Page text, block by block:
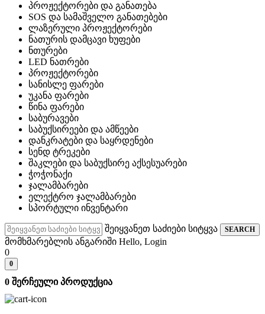
პროჟექტორები და განათება
SOS და სამაშველო განათებები
ლაზერული პროჟექტორები
ნათურის დამცავი ხუფები
ნთურები
LED ნათრები
პროჟექტორები
სანისლე ფარები
უკანა ფარები
წინა ფარები
საბურავები
საბუქსირეები და ამწეები
დანკრატები და საყრდენები
სენდ ტრეკები
შაკლები და საბუქსირე აქსესუარები
ჭოჭონაქი
ჯალამბარები
ელექტრო ჯალამბარები
სპორტული ინვენტარი
შეიყვანეთ საძიები სიტყვა SEARCH
მომხმარებლის ანგარიში Hello, Login
0
0
0 შერჩეული პროდუქცია